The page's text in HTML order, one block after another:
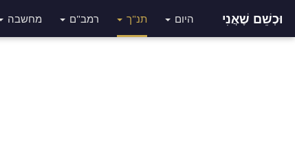
וּכְשֵׁם שֶׁאֲנִי היום תנ"ך רמב"ם מחשבה